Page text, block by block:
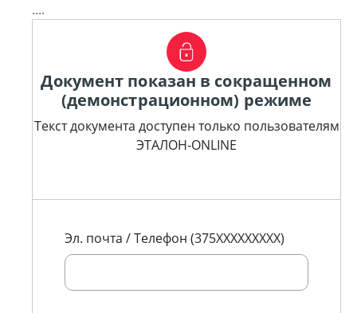
....
Документ показан в сокращенном
(демонстрационном) режиме
Текст документа доступен только пользователям
ЭТАЛОН-ONLINE
Эл. почта / Телефон (375XXXXXXXXX)